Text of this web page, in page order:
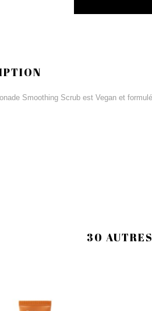
Smoothing Scrub est Vegan et
30